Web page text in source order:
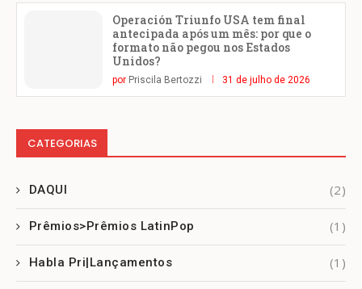
Operación Triunfo USA tem final
antecipada após um mês: por que o
formato não pegou nos Estados
Unidos?
por Priscila Bertozzi 31 de julho de 2026
CATEGORIAS
DAQUI (2)
Prêmios>Prêmios LatinPop (1)
Habla Pri|Lançamentos (1)